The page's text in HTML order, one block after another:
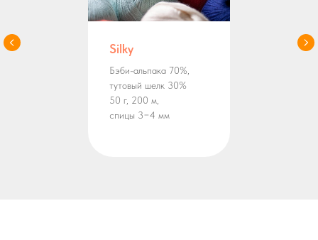
Silky
Бэби-альпака 70%,
тутовый шелк 30%
50 г, 200 м,
спицы 3−4 мм